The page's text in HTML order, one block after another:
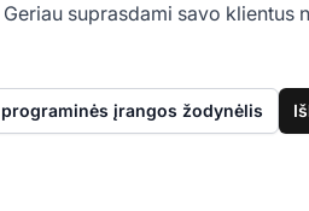
Geriau suprasdami savo klientus
įrangos žodynėlis